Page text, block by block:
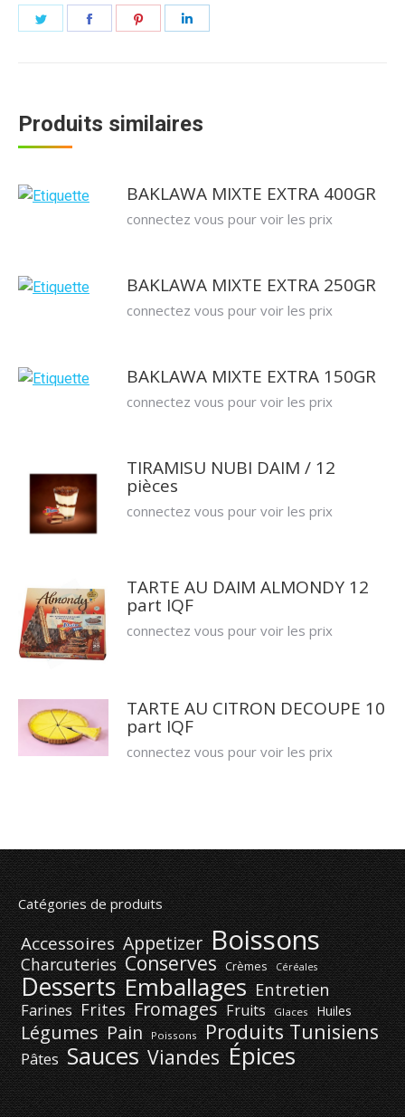
Partager
Partager Partager
Produits similaires
BAKLAWA MIXTE EXTRA 400GR
connectez vous pour voir les prix
BAKLAWA MIXTE EXTRA 250GR
connectez vous pour voir les prix
BAKLAWA MIXTE EXTRA 150GR
connectez vous pour voir les prix
TIRAMISU NUBI DAIM / 12
pièces
connectez vous pour voir les prix
TARTE AU DAIM ALMONDY 12
part IQF
connectez vous pour voir les prix
TARTE AU CITRON DECOUPE 10
part IQF
connectez vous pour voir les prix
Catégories de produits
Accessoires Appetizer Boissons
Charcuteries Conserves Crèmes Céréales
Desserts Emballages Entretien
Farines Frites Fromages Fruits Glaces Huiles
Légumes Pain Poissons Produits Tunisiens
Pâtes Sauces Viandes Épices